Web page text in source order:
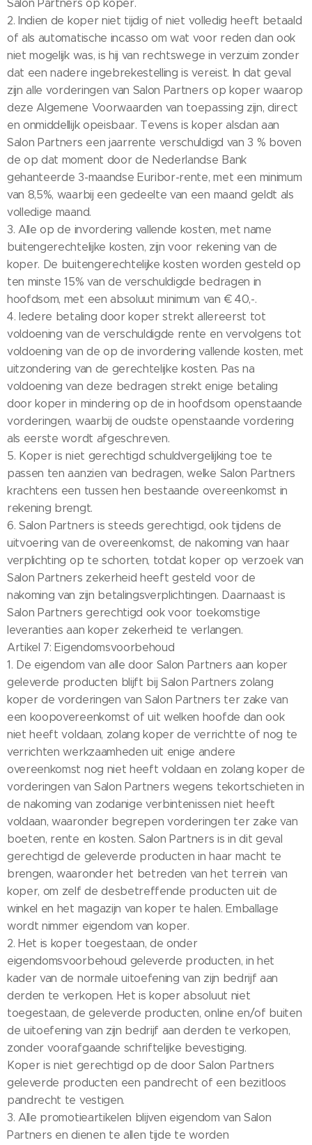
Salon Partners op koper.
2. Indien de koper niet tijdig of niet volledig heeft betaald
of als automatische incasso om wat voor reden dan ook
niet mogelijk was, is hij van rechtswege in verzuim zonder
dat een nadere ingebrekestelling is vereist. In dat geval
zijn alle vorderingen van Salon Partners op koper waarop
deze Algemene Voorwaarden van toepassing zijn, direct
en onmiddellijk opeisbaar. Tevens is koper alsdan aan
Salon Partners een jaarrente verschuldigd van 3 % boven
de op dat moment door de Nederlandse Bank
gehanteerde 3-maandse Euribor-rente, met een minimum
van 8,5%, waarbij een gedeelte van een maand geldt als
volledige maand.
3. Alle op de invordering vallende kosten, met name
buitengerechtelijke kosten, zijn voor rekening van de
koper. De buitengerechtelijke kosten worden gesteld op
ten minste 15% van de verschuldigde bedragen in
hoofdsom, met een absoluut minimum van € 40,-.
4. Iedere betaling door koper strekt allereerst tot
voldoening van de verschuldigde rente en vervolgens tot
voldoening van de op de invordering vallende kosten, met
uitzondering van de gerechtelijke kosten. Pas na
voldoening van deze bedragen strekt enige betaling
door koper in mindering op de in hoofdsom openstaande
vorderingen, waarbij de oudste openstaande vordering
als eerste wordt afgeschreven.
5. Koper is niet gerechtigd schuldvergelijking toe te
passen ten aanzien van bedragen, welke Salon Partners
krachtens een tussen hen bestaande overeenkomst in
rekening brengt.
6. Salon Partners is steeds gerechtigd, ook tijdens de
uitvoering van de overeenkomst, de nakoming van haar
verplichting op te schorten, totdat koper op verzoek van
Salon Partners zekerheid heeft gesteld voor de
nakoming van zijn betalingsverplichtingen. Daarnaast is
Salon Partners gerechtigd ook voor toekomstige
leveranties aan koper zekerheid te verlangen.
Artikel 7: Eigendomsvoorbehoud
1. De eigendom van alle door Salon Partners aan koper
geleverde producten blijft bij Salon Partners zolang
koper de vorderingen van Salon Partners ter zake van
een koopovereenkomst of uit welken hoofde dan ook
niet heeft voldaan, zolang koper de verrichtte of nog te
verrichten werkzaamheden uit enige andere
overeenkomst nog niet heeft voldaan en zolang koper de
vorderingen van Salon Partners wegens tekortschieten in
de nakoming van zodanige verbintenissen niet heeft
voldaan, waaronder begrepen vorderingen ter zake van
boeten, rente en kosten. Salon Partners is in dit geval
gerechtigd de geleverde producten in haar macht te
brengen, waaronder het betreden van het terrein van
koper, om zelf de desbetreffende producten uit de
winkel en het magazijn van koper te halen. Emballage
wordt nimmer eigendom van koper.
2. Het is koper toegestaan, de onder
eigendomsvoorbehoud geleverde producten, in het
kader van de normale uitoefening van zijn bedrijf aan
derden te verkopen. Het is koper absoluut niet
toegestaan, de geleverde producten, online en/of buiten
de uitoefening van zijn bedrijf aan derden te verkopen,
zonder voorafgaande schriftelijke bevestiging.
Koper is niet gerechtigd op de door Salon Partners
geleverde producten een pandrecht of een bezitloos
pandrecht te vestigen.
3. Alle promotieartikelen blijven eigendom van Salon
Partners en dienen te allen tijde te worden